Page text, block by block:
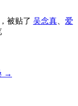
被贴了 吴念真
爱
→